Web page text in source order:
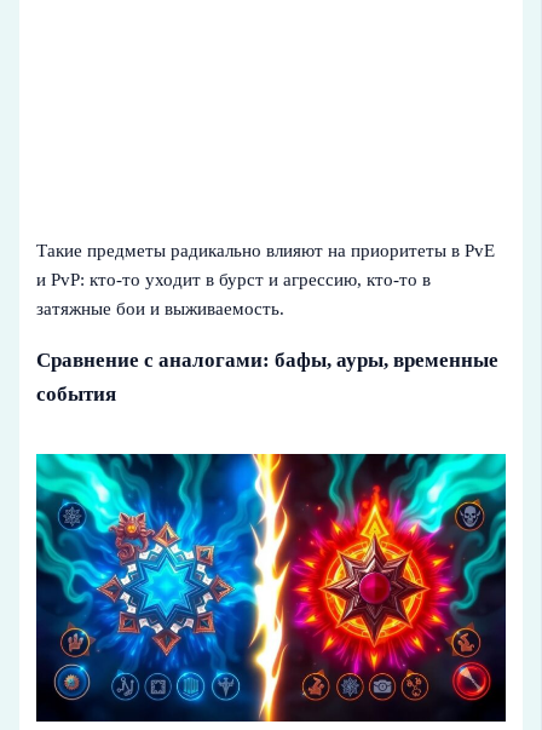
Такие предметы радикально влияют на приоритеты в PvE
и PvP: кто‑то уходит в бурст и агрессию, кто‑то в
затяжные бои и выживаемость.
Сравнение с аналогами: бафы, ауры, временные
события